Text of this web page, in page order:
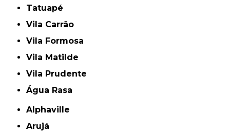
Tatuapé
Vila Carrão
Vila Formosa
Vila Matilde
Vila Prudente
Água Rasa
Alphaville
Arujá